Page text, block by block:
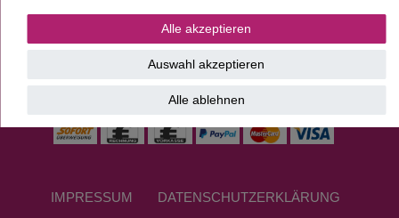
ZAHLUNGSANBIETER
IMPRESSUM DATEN­SCHUTZ­ERKLÄRUNG
Alle akzeptieren
Auswahl akzeptieren
Alle ablehnen